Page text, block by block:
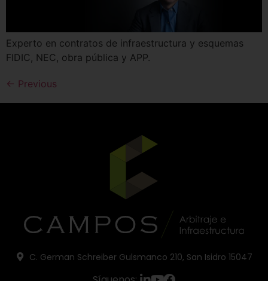
Experto en contratos de infraestructura y esquemas
FIDIC, NEC, obra pública y APP.
← Previous
C. German Schreiber Gulsmanco 210, San Isidro 15047